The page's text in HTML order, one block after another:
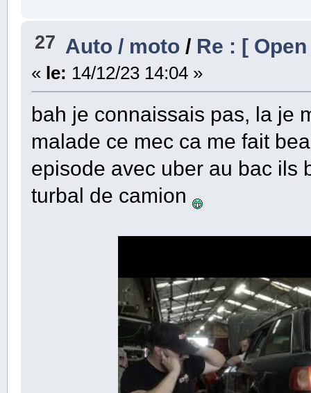
27 Auto / moto / Re : [
« le: 14/12/23 14:04 »
bah je connaissais pas, la je
malade ce mec ca me fait
episode avec uber au bac ils
turbal de camion